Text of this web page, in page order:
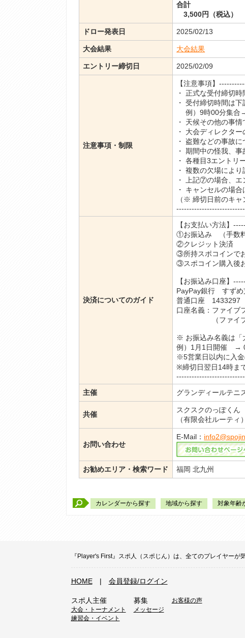
合計
3,500円（税込）
ドロー発表日 2025/02/13
大会結果 大会結果
エントリー締切日 2025/02/09
注意事項・制限
【注意事項】
・ 正式な受付締切
・ 受付締切時間は
例）9時00分集合
・ 天候その他の事
・ 大会ディレクタ
・ 盗難などの事故
・ 期間中の怪我、
・ 各種目3エントリ
・ 複数の欠場によ
・ 上記⑦の場合、エ
・ キャンセルの場
（※ 締切日前のキャ
決済についてのガイド
【お支払い方法】
①お振込み （手数料
②クレジット決済
③所持スポコインで
③スポコイン購入後
【お振込み口座】
PayPay銀行 すずめ
普通口座 1433297
口座名義：ファイブ
（ファイブフォ
※ お振込み名義は「
例）1月1日開催 →
※5営業日以内に入金
※締切日翌日14時ま
主催
グランディールテニ
共催
スクスクのっぽくん
（有限会社ルーティ）
お問い合わせ
E-Mail：
お勧めエリア・検索ワード 福岡 北九州
カレンダーから探す 地域から探す 対象年齢
『Player's First』スポ人（スポじん）は、全てのプレイヤー
HOME| 会員登録/ログイン
スポ人主催
大会・トーナメント
練習会・イベント
募集
メッセージ
お客様の声